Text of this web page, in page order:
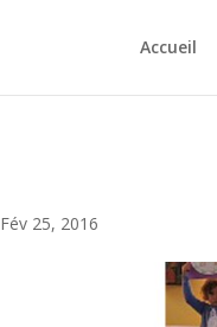
Accueil
Fév 25, 2016